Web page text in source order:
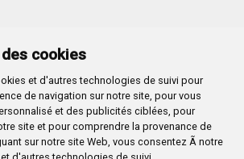
cookies
et d'autres technologies de suivi pour
de navigation sur notre site, pour vous
et des publicités ciblées, pour
site et pour comprendre la provenance de
sur notre site Web, vous consentez Ã notre
Mayor 1- 09071BURGOS
288 800 CIF: P-0906100-C
QUEJAS Y SUGERENCIAS
MAPA WEB AVISO LEGAL